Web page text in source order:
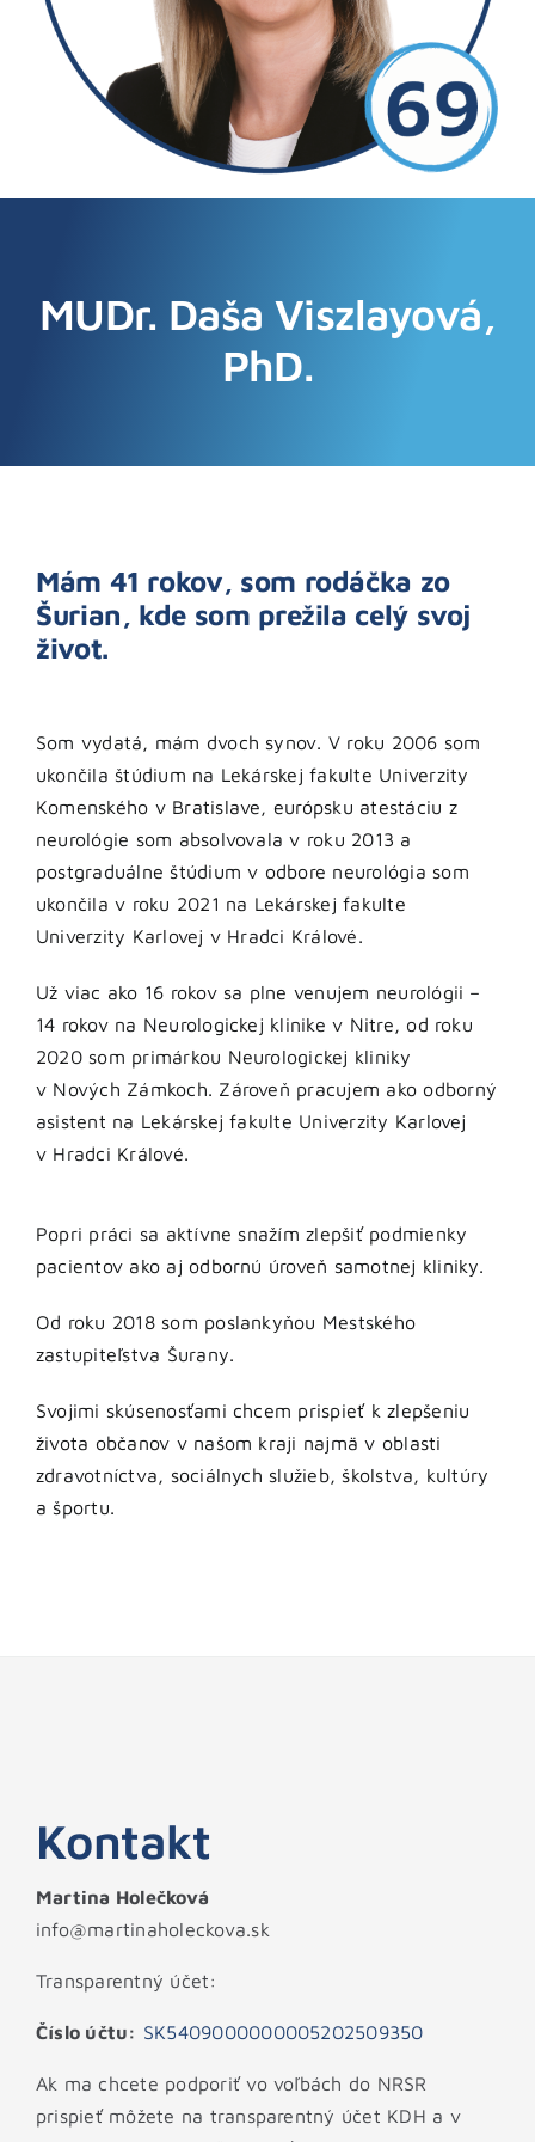
MUDr. Daša Viszlayová,
PhD.
Mám 41 rokov, som rodáčka zo
Šurian, kde som prežila celý svoj
život.
Som vydatá, mám dvoch synov. V roku 2006 som
ukončila štúdium na Lekárskej fakulte Univerzity
Komenského v Bratislave, európsku atestáciu z
neurológie som absolvovala v roku 2013 a
postgraduálne štúdium v odbore neurológia som
ukončila v roku 2021 na Lekárskej fakulte
Univerzity Karlovej v Hradci Králové.
Už viac ako 16 rokov sa plne venujem neurológii –
14 rokov na Neurologickej klinike v Nitre, od roku
2020 som primárkou Neurologickej kliniky
v Nových Zámkoch. Zároveň pracujem ako odborný
asistent na Lekárskej fakulte Univerzity Karlovej
v Hradci Králové.
Popri práci sa aktívne snažím zlepšiť podmienky
pacientov ako aj odbornú úroveň samotnej kliniky.
Od roku 2018 som poslankyňou Mestského
zastupiteľstva Šurany.
Svojimi skúsenosťami chcem prispieť k zlepšeniu
života občanov v našom kraji najmä v oblasti
zdravotníctva, sociálnych služieb, školstva, kultúry
a športu.
Kontakt
Martina Holečková
info@martinaholeckova.sk
Transparentný účet:
Číslo účtu: SK5409000000005202509350
Ak ma chcete podporiť vo voľbách do NRSR
prispieť môžete na transparentný účet KDH a v